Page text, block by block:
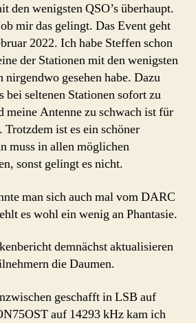
den wenigsten QSO’s überhaupt.
mir das gelingt. Das Event geht
2022. Ich habe Steffen schon
der Stationen mit den wenigsten
nirgendwo gesehen habe. Dazu
bei seltenen Stationen sofort zu
meine Antenne zu schwach ist für
Trotzdem ist es ein schöner
muss in allen möglichen
sonst gelingt es nicht.
man sich auch mal vom DARC
es wohl ein wenig an Phantasie.
demnächst aktualisieren
die Daumen.
geschafft in LSB auf
auf 14293 kHz kam ich